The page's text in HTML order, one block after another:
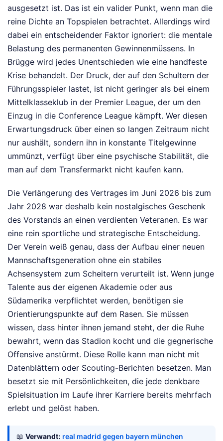
ausgesetzt ist. Das ist ein valider Punkt, wenn man die
reine Dichte an Topspielen betrachtet. Allerdings wird
dabei ein entscheidender Faktor ignoriert: die mentale
Belastung des permanenten Gewinnenmüssens. In
Brügge wird jedes Unentschieden wie eine handfeste
Krise behandelt. Der Druck, der auf den Schultern der
Führungsspieler lastet, ist nicht geringer als bei einem
Mittelklasseklub in der Premier League, der um den
Einzug in die Conference League kämpft. Wer diesen
Erwartungsdruck über einen so langen Zeitraum nicht
nur aushält, sondern ihn in konstante Titelgewinne
ummünzt, verfügt über eine psychische Stabilität, die
man auf dem Transfermarkt nicht kaufen kann.
Die Verlängerung des Vertrages im Juni 2026 bis zum
Jahr 2028 war deshalb kein nostalgisches Geschenk
des Vorstands an einen verdienten Veteranen. Es war
eine rein sportliche und strategische Entscheidung.
Der Verein weiß genau, dass der Aufbau einer neuen
Mannschaftsgeneration ohne ein stabiles
Achsensystem zum Scheitern verurteilt ist. Wenn junge
Talente aus der eigenen Akademie oder aus
Südamerika verpflichtet werden, benötigen sie
Orientierungspunkte auf dem Rasen. Sie müssen
wissen, dass hinter ihnen jemand steht, der die Ruhe
bewahrt, wenn das Stadion kocht und die gegnerische
Offensive anstürmt. Diese Rolle kann man nicht mit
Datenblättern oder Scouting-Berichten besetzen. Man
besetzt sie mit Persönlichkeiten, die jede denkbare
Spielsituation im Laufe ihrer Karriere bereits mehrfach
erlebt und gelöst haben.
📖 Verwandt: real madrid gegen bayern münchen